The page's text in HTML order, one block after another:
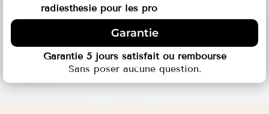
radiesthésie pour les pro
Garantie
Garantie 5 jours satisfait ou remboursé
Sans poser aucune question.